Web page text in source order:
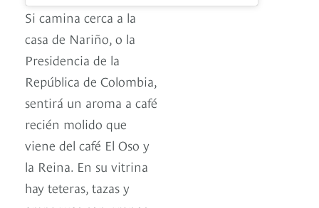
Si camina cerca a la
casa de Nariño, o la
Presidencia de la
República de Colombia,
sentirá un aroma a café
recién molido que
viene del café El Oso y
la Reina. En su vitrina
hay teteras, tazas y